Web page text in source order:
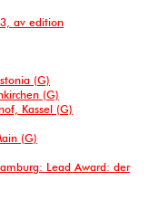
av edition
(G)
(G)
Kassel (G)
(G)
Lead Award: der